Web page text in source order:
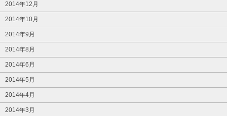
2014年12月
2014年10月
2014年9月
2014年8月
2014年6月
2014年5月
2014年4月
2014年3月